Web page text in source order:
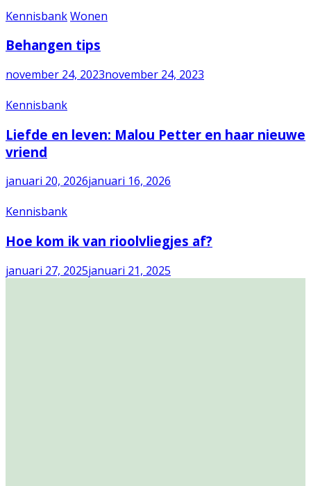
KennisbankWonen
Behangen tips
november 24, 2023november 24, 2023
Kennisbank
Liefde en leven: Malou Petter en haar nieuwe
vriend
januari 20, 2026januari 16, 2026
Kennisbank
Hoe kom ik van rioolvliegjes af?
januari 27, 2025januari 21, 2025